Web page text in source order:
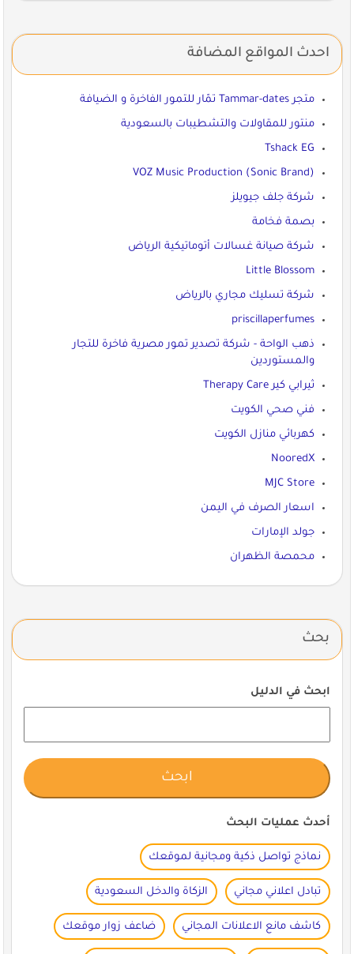
احدث المواقع المضافة
متجر Tammar-dates تمّار للتمور الفاخرة و الضيافة
منتور للمقاولات والتشطيبات بالسعودية
Tshack EG
VOZ Music Production (Sonic Brand)
شركة جلف جيويلز
بصمة فخامة
شركة صيانة غسالات أتوماتيكية الرياض
Little Blossom
شركة تسليك مجاري بالرياض
priscillaperfumes
ذهب الواحة - شركة تصدير تمور مصرية فاخرة للتجار
والمستوردين
ثيرابي كير Therapy Care
فني صحي الكويت
كهربائي منازل الكويت
NooredX
MJC Store
اسعار الصرف في اليمن
جولد الإمارات
محمصة الظهران
بحث
ابحث في الدليل
أحدث عمليات البحث
نماذج تواصل ذكية ومجانية لموقعك
تبادل اعلاني مجاني الزكاة والدخل السعودية
كاشف مانع الاعلانات المجاني ضاعف زوار موقعك